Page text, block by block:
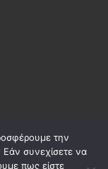
την
Εάν συνεχίσετε να
πως είστε